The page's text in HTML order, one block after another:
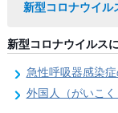
新型コロナウイル
新型コロナウイルス
急性呼吸器感染
外国人（がいこ